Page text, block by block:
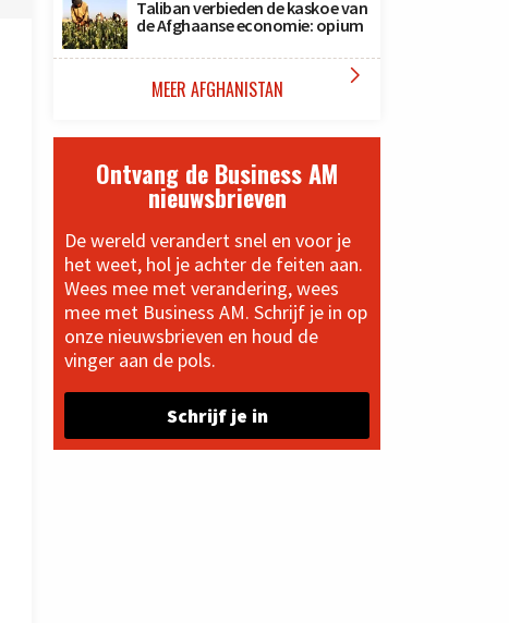
Taliban verbieden de kaskoe van
de Afghaanse economie: opium
MEER AFGHANISTAN 
Ontvang de Business AM
nieuwsbrieven
De wereld verandert snel en voor je
het weet, hol je achter de feiten aan.
Wees mee met verandering, wees
mee met Business AM. Schrijf je in op
onze nieuwsbrieven en houd de
vinger aan de pols.
Schrijf je in